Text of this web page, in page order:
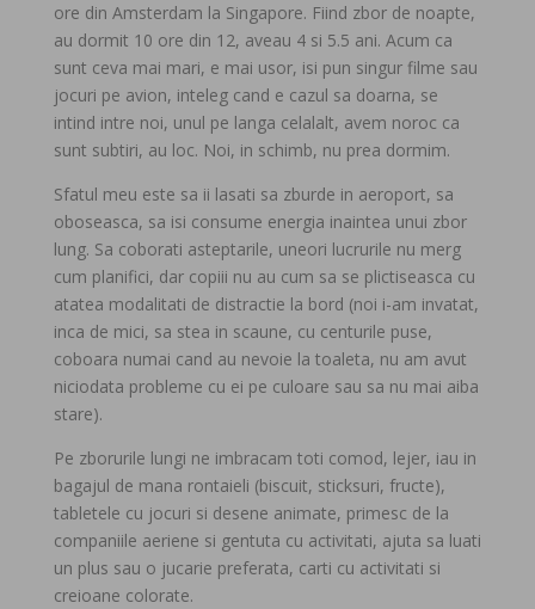
ore din Amsterdam la Singapore. Fiind zbor de noapte,
au dormit 10 ore din 12, aveau 4 si 5.5 ani. Acum ca
sunt ceva mai mari, e mai usor, isi pun singur filme sau
jocuri pe avion, inteleg cand e cazul sa doarna, se
intind intre noi, unul pe langa celalalt, avem noroc ca
sunt subtiri, au loc. Noi, in schimb, nu prea dormim.
Sfatul meu este sa ii lasati sa zburde in aeroport, sa
oboseasca, sa isi consume energia inaintea unui zbor
lung. Sa coborati asteptarile, uneori lucrurile nu merg
cum planifici, dar copiii nu au cum sa se plictiseasca cu
atatea modalitati de distractie la bord (noi i-am invatat,
inca de mici, sa stea in scaune, cu centurile puse,
coboara numai cand au nevoie la toaleta, nu am avut
niciodata probleme cu ei pe culoare sau sa nu mai aiba
stare).
Pe zborurile lungi ne imbracam toti comod, lejer, iau in
bagajul de mana rontaieli (biscuit, sticksuri, fructe),
tabletele cu jocuri si desene animate, primesc de la
companiile aeriene si gentuta cu activitati, ajuta sa luati
un plus sau o jucarie preferata, carti cu activitati si
creioane colorate.